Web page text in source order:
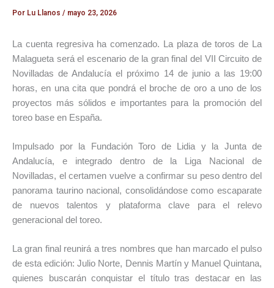
Por Lu Llanos / mayo 23, 2026
La cuenta regresiva ha comenzado. La plaza de toros de La
Malagueta será el escenario de la gran final del VII Circuito de
Novilladas de Andalucía el próximo 14 de junio a las 19:00
horas, en una cita que pondrá el broche de oro a uno de los
proyectos más sólidos e importantes para la promoción del
toreo base en España.
Impulsado por la Fundación Toro de Lidia y la Junta de
Andalucía, e integrado dentro de la Liga Nacional de
Novilladas, el certamen vuelve a confirmar su peso dentro del
panorama taurino nacional, consolidándose como escaparate
de nuevos talentos y plataforma clave para el relevo
generacional del toreo.
La gran final reunirá a tres nombres que han marcado el pulso
de esta edición:Julio Norte, Dennis Martíny Manuel Quintana,
quienes buscarán conquistar el título tras destacar en las